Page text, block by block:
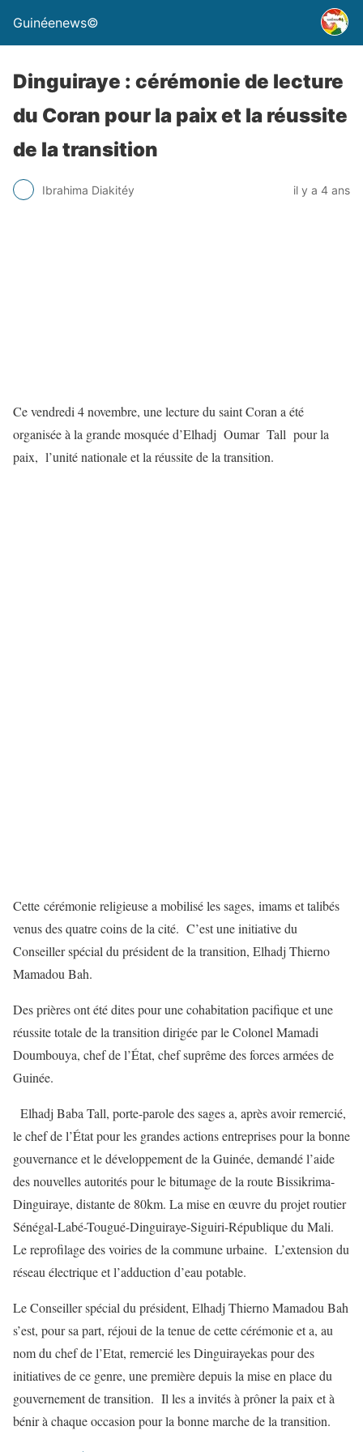
Guinéenews©
Dinguiraye : cérémonie de lecture
du Coran pour la paix et la réussite
de la transition
Ibrahima Diakitéy il y a 4 ans
Ce vendredi 4 novembre, une lecture du saint Coran a été
organisée à la grande mosquée d’Elhadj Oumar Tall pour la
paix, l’unité nationale et la réussite de la transition.
Cette cérémonie religieuse a mobilisé les sages, imams et talibés
venus des quatre coins de la cité. C’est une initiative du
Conseiller spécial du président de la transition, Elhadj Thierno
Mamadou Bah.
Des prières ont été dites pour une cohabitation pacifique et une
réussite totale de la transition dirigée par le Colonel Mamadi
Doumbouya, chef de l’État, chef suprême des forces armées de
Guinée.
Elhadj Baba Tall, porte-parole des sages a, après avoir remercié,
le chef de l’État pour les grandes actions entreprises pour la bonne
gouvernance et le développement de la Guinée, demandé l’aide
des nouvelles autorités pour le bitumage de la route Bissikrima-
Dinguiraye, distante de 80km. La mise en œuvre du projet routier
Sénégal-Labé-Tougué-Dinguiraye-Siguiri-République du Mali.
Le reprofilage des voiries de la commune urbaine. L’extension du
réseau électrique et l’adduction d’eau potable.
Le Conseiller spécial du président, Elhadj Thierno Mamadou Bah
s’est, pour sa part, réjoui de la tenue de cette cérémonie et a, au
nom du chef de l’Etat, remercié les Dinguirayekas pour des
initiatives de ce genre, une première depuis la mise en place du
gouvernement de transition. Il les a invités à prôner la paix et à
bénir à chaque occasion pour la bonne marche de la transition.